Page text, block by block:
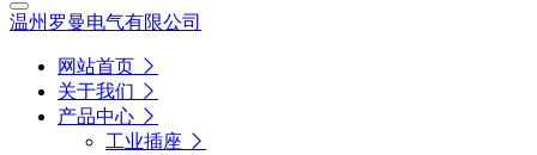
温州罗曼电气有限公司
网站首页
关于我们
产品中心
工业插座